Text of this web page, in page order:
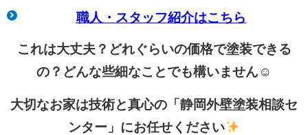
職人・スタッフ紹介はこちら
これは大丈夫？どれぐらいの価格で塗装できる
の？どんな些細なことでも構いません☺
大切なお家は技術と真心の「静岡外壁塗装相談セ
ンター」にお任せください